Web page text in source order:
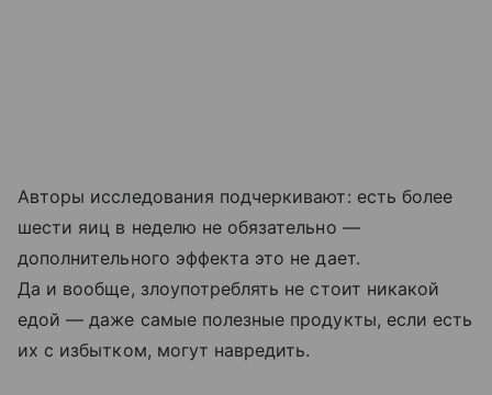
Авторы исследования подчеркивают: есть более
шести яиц в неделю не обязательно —
дополнительного эффекта это не дает.
Да и вообще, злоупотреблять не стоит никакой
едой — даже самые полезные продукты, если есть
их с избытком, могут навредить.